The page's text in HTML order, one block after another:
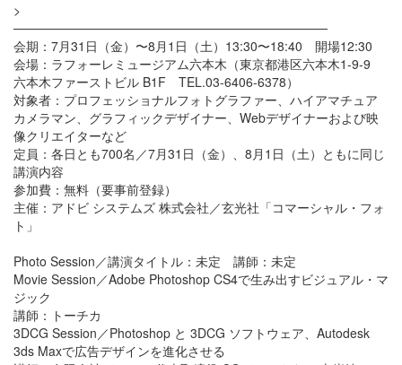
>
───────────────────────────────────
会期：7月31日（金）〜8月1日（土）13:30〜18:40 開場12:30
会場：ラフォーレミュージアム六本木（東京都港区六本木1-9-9
六本木ファーストビル B1F TEL.03-6406-6378）
対象者：プロフェッショナルフォトグラファー、ハイアマチュア
カメラマン、グラフィックデザイナー、Webデザイナーおよび映
像クリエイターなど
定員：各日とも700名／7月31日（金）、8月1日（土）ともに同じ
講演内容
参加費：無料（要事前登録）
主催：アドビ システムズ 株式会社／玄光社「コマーシャル・フォ
ト」
Photo Session／講演タイトル：未定 講師：未定
Movie Session／Adobe Photoshop CS4で生み出すビジュアル・マ
ジック
講師：トーチカ
3DCG Session／Photoshop と 3DCG ソフトウェア、Autodesk
3ds Maxで広告デザインを進化させる